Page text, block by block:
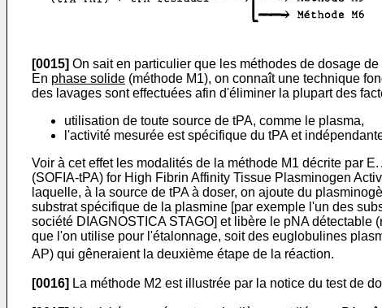
[0015] On sait en particulier que les méthodes de dosage
En phase solide (méthode M1), on connaît une technique
des lavages sont effectuées afin d'éliminer la plupart des
utilisation de toute source de tPA, comme le plasma,
l'activité mesurée est spécifique du tPA et
Voir à cet effet les modalités de la méthode M1 décrite par
(SOFIA-tPA) for High Fibrin Affinity Tissue Plasminogen
laquelle, à la source de tPA à doser, on ajoute du
substrat spécifique de la plasmine [par exemple l'un des
société DIAGNOSTICA STAGO] et libère le pNA détectable
que l'on utilise pour l'étalonnage, soit des euglobulines
AP) qui gêneraient la deuxième étape de la réaction.
[0016] La méthode M2 est illustrée par la notice du test de